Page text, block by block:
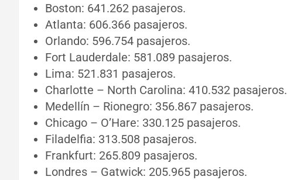
Boston: 641.262 pasajeros.
Atlanta: 606.366 pasajeros.
Orlando: 596.754 pasajeros.
Fort Lauderdale: 581.089 pasajeros.
Lima: 521.831 pasajeros.
Charlotte – North Carolina: 410.532 pasajeros.
Medellín – Rionegro: 356.867 pasajeros.
Chicago – O’Hare: 330.125 pasajeros.
Filadelfia: 313.508 pasajeros.
Frankfurt: 265.809 pasajeros.
Londres – Gatwick: 205.965 pasajeros.